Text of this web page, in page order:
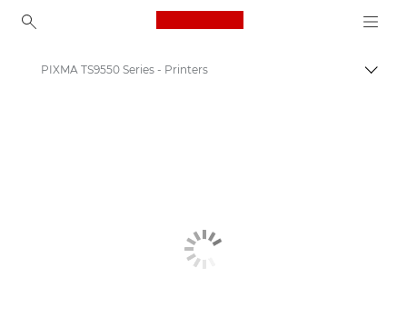
Canon Logo, back to
PIXMA TS9550 Series - Printers